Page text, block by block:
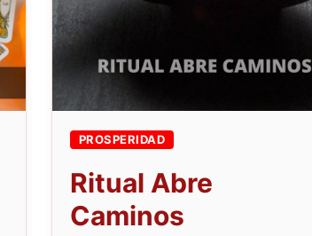
PROSPERIDAD
Ritual Abre
Caminos